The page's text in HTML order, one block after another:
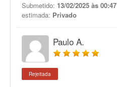
Submetido: 13/02/2025 às 00:47
estimada: Privado
Paulo A.
Rejeitada